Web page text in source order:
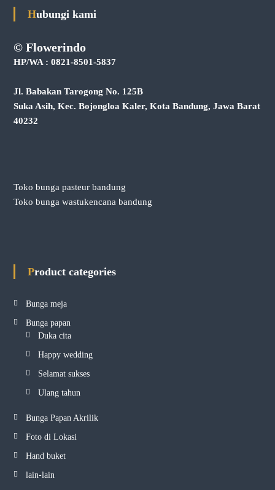
Hubungi kami
© Flowerindo
HP/WA : 0821-8501-5837
Jl. Babakan Tarogong No. 125B
Suka Asih, Kec. Bojongloa Kaler, Kota Bandung, Jawa Barat
40232
Toko bunga pasteur bandung
Toko bunga wastukencana bandung
Product categories
Bunga meja
Bunga papan
Duka cita
Happy wedding
Selamat sukses
Ulang tahun
Bunga Papan Akrilik
Foto di Lokasi
Hand buket
lain-lain